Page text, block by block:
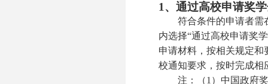
1、通过高校申请奖
符合条件的申请者需在
内选择“通过高校申请奖
申请材料，按相关规定
校通知要求，按时完成相
注：（1）中国政府奖